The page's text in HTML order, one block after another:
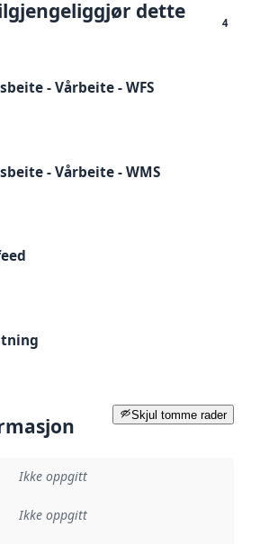
dette
4
- Vårbeite - WFS
- Vårbeite - WMS
Skjul tomme rader
Ikke oppgitt
Ikke oppgitt